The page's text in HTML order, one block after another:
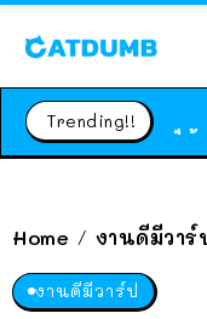
Trending!!
Home / งานดีมีวาร์
งานดีมีวาร์ป